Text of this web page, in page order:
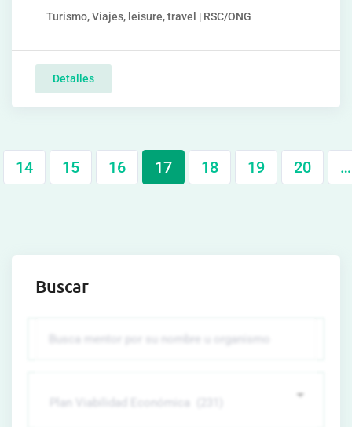
Turismo, Viajes, leisure, travel | RSC/ONG
Detalles
14 15 16 17 18 19 20 …
Buscar